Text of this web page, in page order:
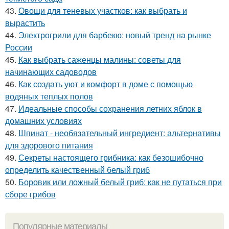
43. Овощи для теневых участков: как выбрать и
вырастить
44. Электрогрили для барбекю: новый тренд на рынке
России
45. Как выбрать саженцы малины: советы для
начинающих садоводов
46. Как создать уют и комфорт в доме с помощью
водяных теплых полов
47. Идеальные способы сохранения летних яблок в
домашних условиях
48. Шпинат - необязательный ингредиент: альтернативы
для здорового питания
49. Секреты настоящего грибника: как безошибочно
определить качественный белый гриб
50. Боровик или ложный белый гриб: как не путаться при
сборе грибов
Популярные материалы